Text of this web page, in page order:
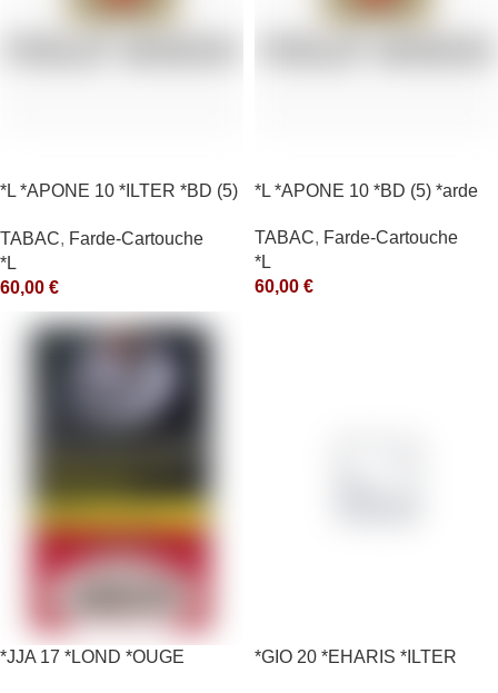
*L *APONE 10 *ILTER *BD (5)
TABAC, Farde-Cartouche
*L
60,00 €
*L *APONE 10 *BD (5) *arde
TABAC, Farde-Cartouche
*L
60,00 €
*JJA 17 *LOND *OUGE
*GIO 20 *EHARIS *ILTER